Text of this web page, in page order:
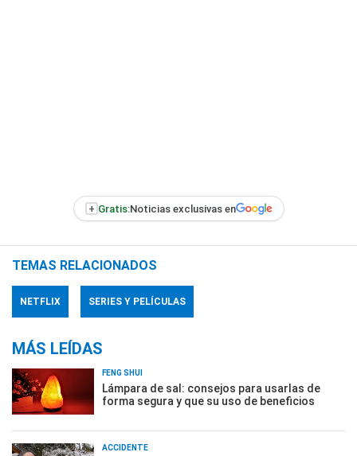
+ Gratis:Noticias exclusivas en
TEMAS RELACIONADOS
NETFLIX SERIES Y PELÍCULAS
MÁS LEÍDAS
FENG SHUI
Lámpara de sal: consejos para usarlas de
forma segura y que su uso de beneficios
ACCIDENTE